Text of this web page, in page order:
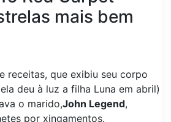
mais bem
receitas, que exibiu seu corpo
deu à luz a filha Luna em abril)
o marido,John Legend,
por xingamentos.